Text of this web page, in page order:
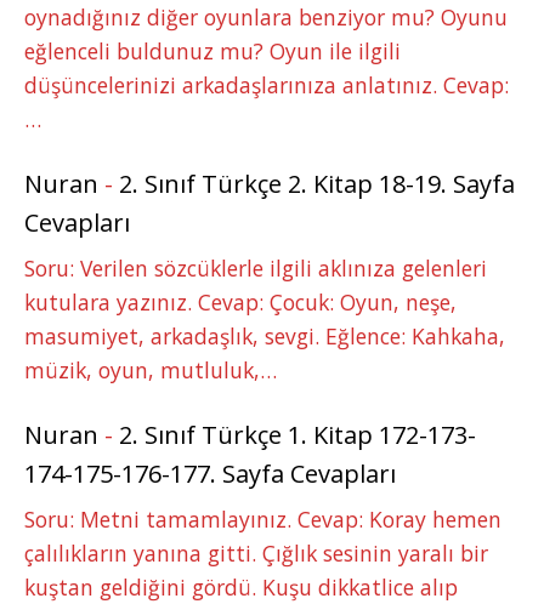
oynadığınız diğer oyunlara benziyor mu? Oyunu
eğlenceli buldunuz mu? Oyun ile ilgili
düşüncelerinizi arkadaşlarınıza anlatınız. Cevap:
…
Nuran - 2. Sınıf Türkçe 2. Kitap 18-19. Sayfa
Cevapları
Soru: Verilen sözcüklerle ilgili aklınıza gelenleri
kutulara yazınız. Cevap: Çocuk: Oyun, neşe,
masumiyet, arkadaşlık, sevgi. Eğlence: Kahkaha,
müzik, oyun, mutluluk,…
Nuran - 2. Sınıf Türkçe 1. Kitap 172-173-
174-175-176-177. Sayfa Cevapları
Soru: Metni tamamlayınız. Cevap: Koray hemen
çalılıkların yanına gitti. Çığlık sesinin yaralı bir
kuştan geldiğini gördü. Kuşu dikkatlice alıp